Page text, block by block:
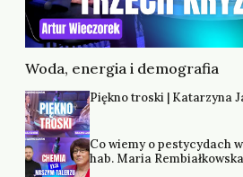
Woda, energia i demografia
Piękno troski | Katarzyna
Co wiemy o pestycydach
hab. Maria Rembiałkowska